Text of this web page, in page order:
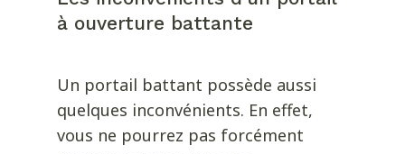
à ouverture battante
Un portail battant possède aussi
quelques inconvénients. En effet,
vous ne pourrez pas forcément